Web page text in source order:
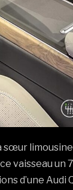
sœur
vaisseau un
d’une Audi